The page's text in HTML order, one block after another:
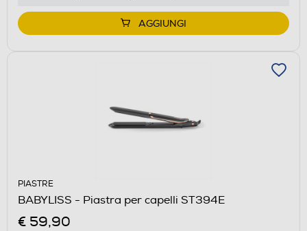
AGGIUNGI
PIASTRE
BABYLISS - Piastra per capelli ST394E
€ 59,90